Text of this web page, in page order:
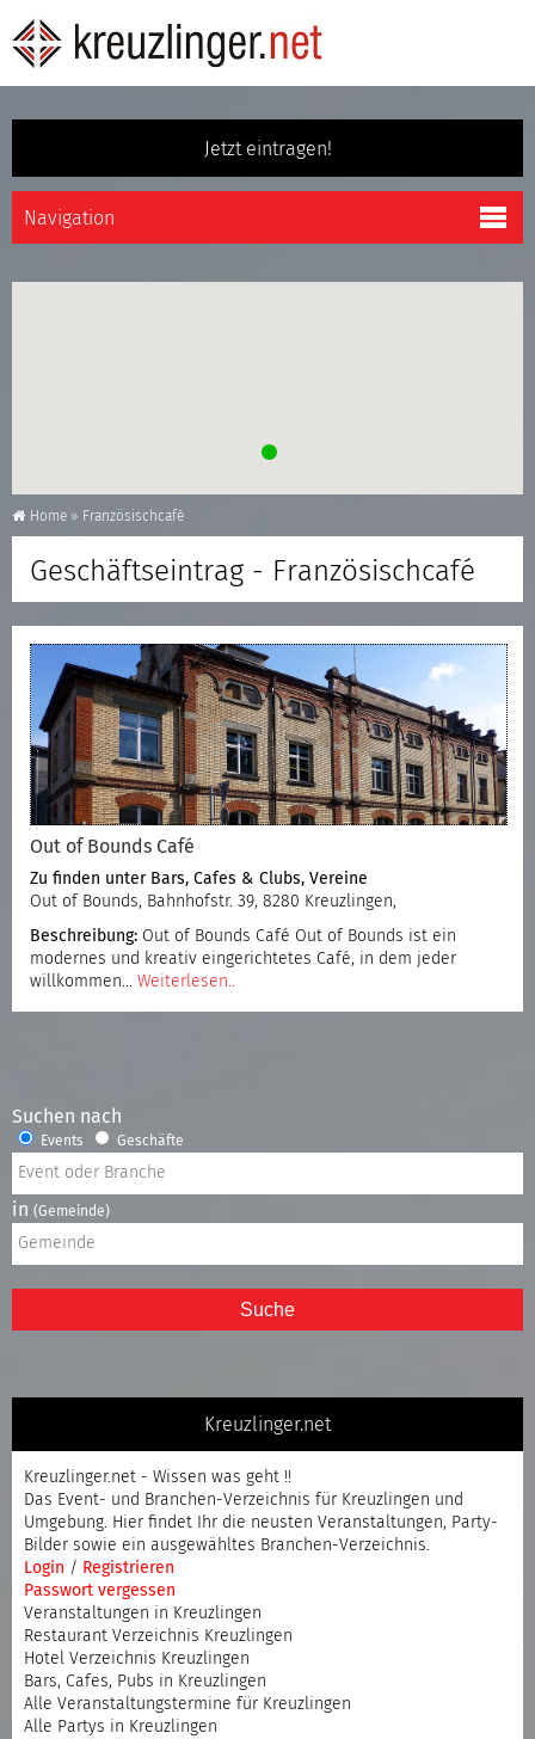
Jetzt eintragen!
Home » Französischcafé
Geschäftseintrag - Französischcafé
Out of Bounds Café
Zu finden unter Bars, Cafes & Clubs, Vereine
Out of Bounds, Bahnhofstr. 39, 8280 Kreuzlingen,
Beschreibung: Out of Bounds Café Out of Bounds ist ein
modernes und kreativ eingerichtetes Café, in dem jeder
willkommen… Weiterlesen..
Suchen nach
Events Geschäfte
in (Gemeinde)
Suche
Kreuzlinger.net
Kreuzlinger.net - Wissen was geht !!
Das Event- und Branchen-Verzeichnis für Kreuzlingen und
Umgebung. Hier findet Ihr die neusten Veranstaltungen, Party-
Bilder sowie ein ausgewähltes Branchen-Verzeichnis.
Login / Registrieren
Passwort vergessen
Veranstaltungen in Kreuzlingen
Restaurant Verzeichnis Kreuzlingen
Hotel Verzeichnis Kreuzlingen
Bars, Cafes, Pubs in Kreuzlingen
Alle Veranstaltungstermine für Kreuzlingen
Alle Partys in Kreuzlingen